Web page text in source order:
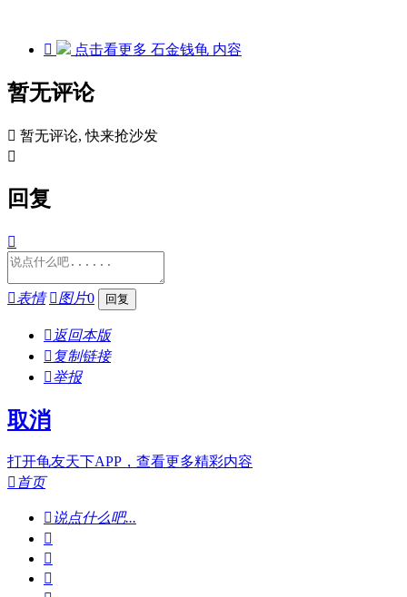
 点击看更多 石金钱龟 内容
暂无评论
 暂无评论, 快来抢沙发

回复

表情 图片0
 返回本版
 复制链接
举报
取消
打开龟友天下APP，查看更多精彩内容
 首页
说点什么吧...


